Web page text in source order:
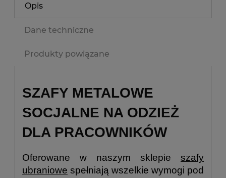
Opis
Dane techniczne
Produkty powiązane
SZAFY METALOWE
SOCJALNE NA ODZIEŻ
DLA PRACOWNIKÓW
Oferowane w naszym sklepie szafy
ubraniowe spełniają wszelkie wymogi pod